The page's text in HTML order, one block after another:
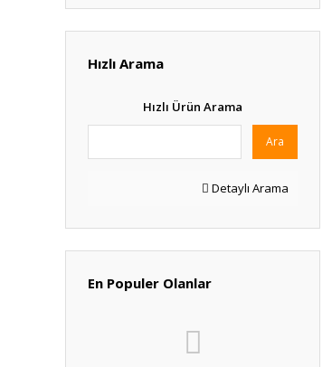
Hızlı Arama
Hızlı Ürün Arama
Ara
Detaylı Arama
En Populer Olanlar